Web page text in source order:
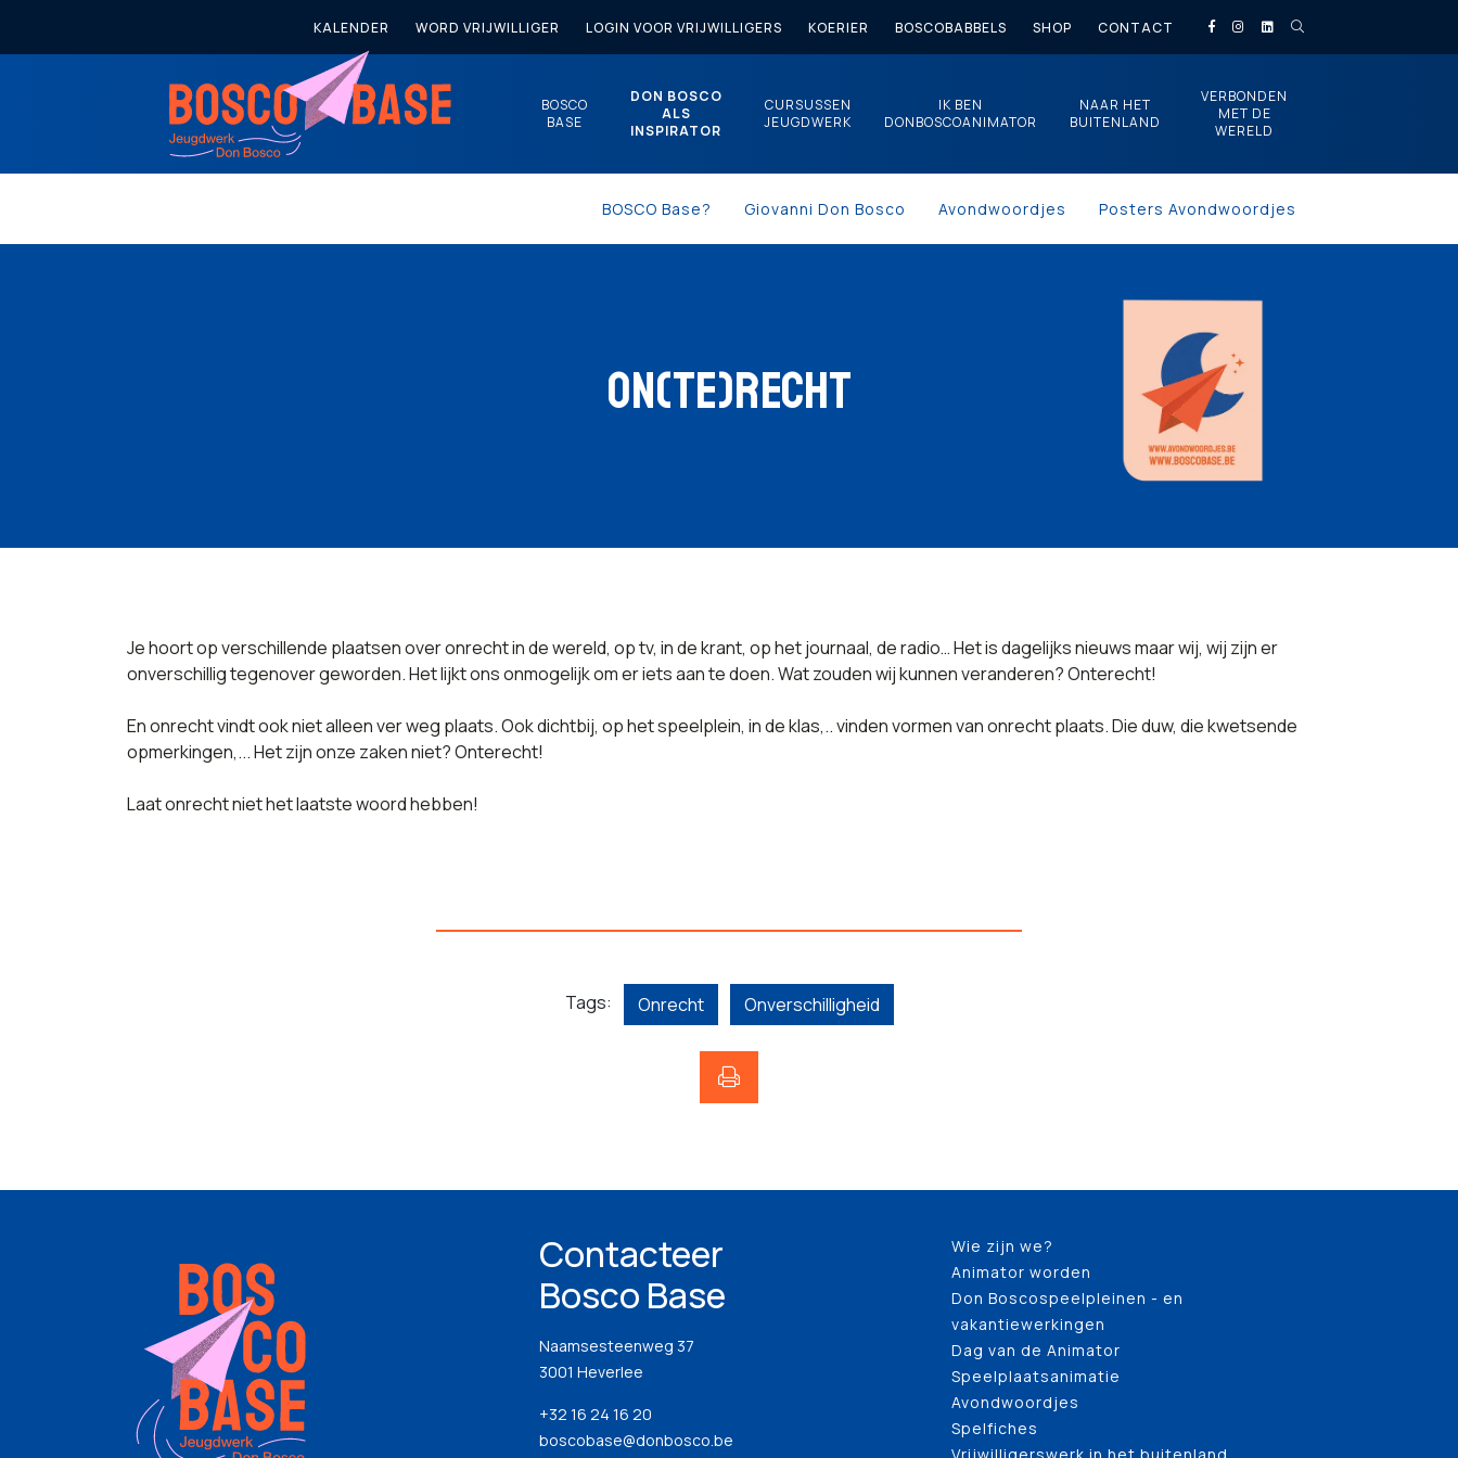
KALENDER WORD VRIJWILLIGER LOGIN VOOR VRIJWILLIGERS KOERIER BOSCOBABBELS SHOP CONTACT
BOSCO
BASE
DON BOSCO
ALS
INSPIRATOR
BOSCO Base? Giovanni Don Bosco Avondwoordjes Posters Avondwoordjes
CURSUSSEN
JEUGDWERK
IK BEN
DONBOSCOANIMATOR
NAAR HET
BUITENLAND
VERBONDEN
MET DE
WERELD
ON(TE)RECHT
Je hoort op verschillende plaatsen over onrecht in de wereld, op tv, in de krant, op het journaal, de radio… Het is dagelijks nieuws maar wij, wij zijn er
onverschillig tegenover geworden. Het lijkt ons onmogelijk om er iets aan te doen. Wat zouden wij kunnen veranderen? Onterecht!
En onrecht vindt ook niet alleen ver weg plaats. Ook dichtbij, op het speelplein, in de klas,.. vinden vormen van onrecht plaats. Die duw, die kwetsende
opmerkingen,... Het zijn onze zaken niet? Onterecht!
Laat onrecht niet het laatste woord hebben!
Tags: Onrecht Onverschilligheid
Contacteer
Bosco Base
Naamsesteenweg 37
3001 Heverlee
+32 16 24 16 20
boscobase@donbosco.be
Wie zijn we?
Animator worden
Don Boscospeelpleinen - en
vakantiewerkingen
Dag van de Animator
Speelplaatsanimatie
Avondwoordjes
Spelfiches